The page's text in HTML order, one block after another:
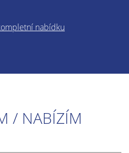
nabídku
/ NABÍZÍM